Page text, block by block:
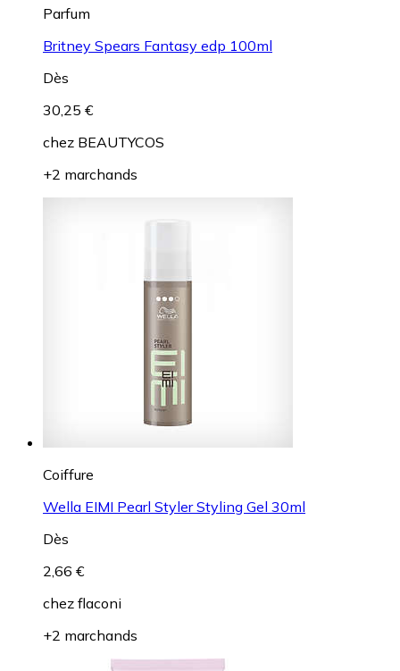
Parfum
Britney Spears Fantasy edp 100ml
Dès
30,25 €
chez BEAUTYCOS
+2 marchands
Coiffure
Wella EIMI Pearl Styler Styling Gel 30ml
Dès
2,66 €
chez flaconi
+2 marchands